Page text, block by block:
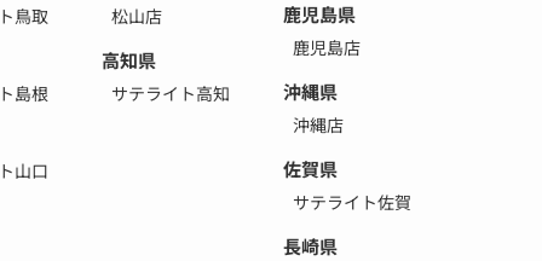
鳥取
島根
山口
松山店
高知県
サテライト高知
鹿児島県
鹿児島店
沖縄県
沖縄店
佐賀県
サテライト佐賀
長崎県